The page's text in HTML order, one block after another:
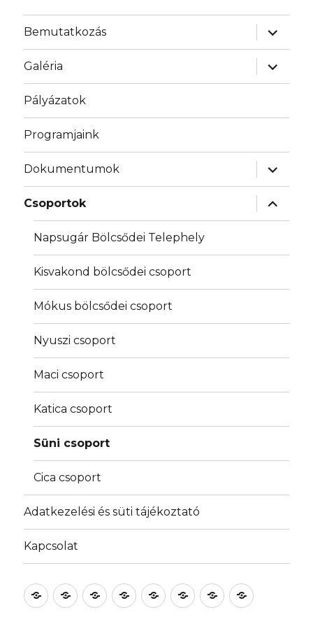
Bemutatkozás
almenü
Galéria
almenü
Pályázatok
Programjaink
Dokumentumok
almenü
Csoportok
almenü
Napsugár Bölcsődei Telephely
Kisvakond bölcsődei csoport
Mókus bölcsődei csoport
Nyuszi csoport
Maci csoport
Katica csoport
Süni csoport
Cica csoport
Adatkezelési és süti tájékoztató
Kapcsolat
Bemutatkozás
GalériaPályázatokProgramjaink
Dokumentumok
CsoportokAdatkezelési
Kapcsolat